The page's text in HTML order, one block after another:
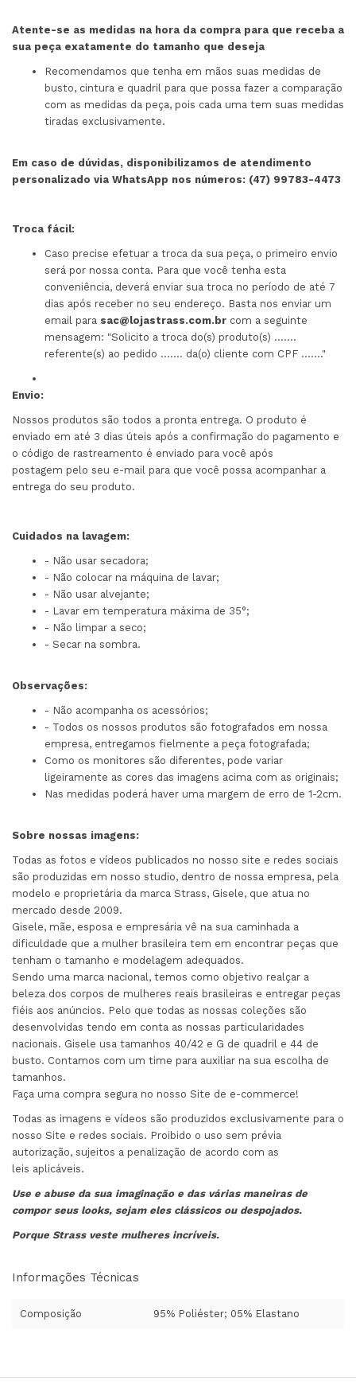
Atente-se as medidas na hora da compra para que receba a
sua peça exatamente do tamanho que deseja
Recomendamos que tenha em mãos suas medidas de
busto, cintura e quadril para que possa fazer a comparação
com as medidas da peça, pois cada uma tem suas medidas
tiradas exclusivamente.
Em caso de dúvidas, disponibilizamos de atendimento
personalizado via WhatsApp nos números: (47) 99783-4473
Troca fácil:
Caso precise efetuar a troca da sua peça, o primeiro envio
será por nossa conta. Para que você tenha esta
conveniência, deverá enviar sua troca no período de até 7
dias após receber no seu endereço. Basta nos enviar um
email para sac@lojastrass.com.br com a seguinte
mensagem: "Solicito a troca do(s) produto(s) .......
referente(s) ao pedido ....... da(o) cliente com CPF ......."
Envio:
Nossos produtos são todos a pronta entrega. O produto é
enviado em até 3 dias úteis após a confirmação do pagamento e
o código de rastreamento é enviado para você após
postagem pelo seu e-mail para que você possa acompanhar a
entrega do seu produto.
Cuidados na lavagem:
- Não usar secadora;
- Não colocar na máquina de lavar;
- Não usar alvejante;
- Lavar em temperatura máxima de 35°;
- Não limpar a seco;
- Secar na sombra.
Observações:
- Não acompanha os acessórios;
- Todos os nossos produtos são fotografados em nossa
empresa, entregamos fielmente a peça fotografada;
Como os monitores são diferentes, pode variar
ligeiramente as cores das imagens acima com as originais;
Nas medidas poderá haver uma margem de erro de 1-2cm.
Sobre nossas imagens:
Todas as fotos e vídeos publicados no nosso site e redes sociais
são produzidas em nosso studio, dentro de nossa empresa, pela
modelo e proprietária da marca Strass, Gisele, que atua no
mercado desde 2009.
Gisele, mãe, esposa e empresária vê na sua caminhada a
dificuldade que a mulher brasileira tem em encontrar peças que
tenham o tamanho e modelagem adequados.
Sendo uma marca nacional, temos como objetivo realçar a
beleza dos corpos de mulheres reais brasileiras e entregar peças
fiéis aos anúncios. Pelo que todas as nossas coleções são
desenvolvidas tendo em conta as nossas particularidades
nacionais. Gisele usa tamanhos 40/42 e G de quadril e 44 de
busto. Contamos com um time para auxiliar na sua escolha de
tamanhos.
Faça uma compra segura no nosso Site de e-commerce!
Todas as imagens e vídeos são produzidos exclusivamente para o
nosso Site e redes sociais. Proibido o uso sem prévia
autorização, sujeitos a penalização de acordo com as
leis aplicáveis.
Use e abuse da sua imaginação e das várias maneiras de
compor seus looks, sejam eles clássicos ou despojados.
Porque Strass veste mulheres incríveis.
Informações Técnicas
Composição 95% Poliéster; 05% Elastano